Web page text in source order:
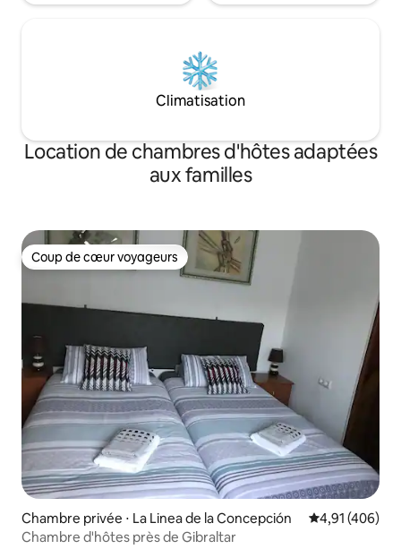
Climatisation
Location de chambres d'hôtes adaptées
aux familles
Coup de cœur voyageurs
Coup de cœur voyageurs
Chambre privée ⋅ La Linea de la Concepción Évaluation
4,91 (406)
Chambre d'hôtes près de Gibraltar